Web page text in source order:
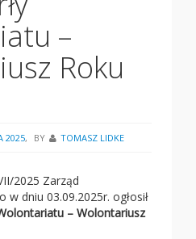
–
Roku
2025, BY TOMASZ LIDKE
2025 Zarząd
dniu 03.09.2025r. ogłosił
– Wolontariusz